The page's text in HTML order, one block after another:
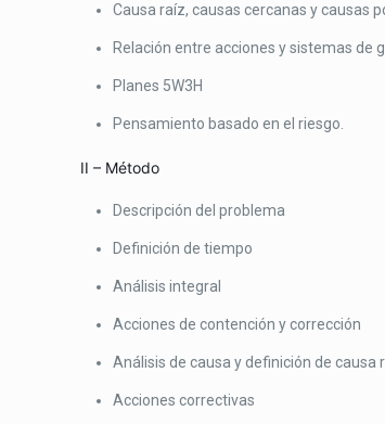
Causa raíz, causas cercanas y causas
Relación entre acciones y sistemas de
Planes 5W3H
Pensamiento basado en el riesgo.
II – Método
Descripción del problema
Definición de tiempo
Análisis integral
Acciones de contención y corrección
Análisis de causa y definición de causa
Acciones correctivas